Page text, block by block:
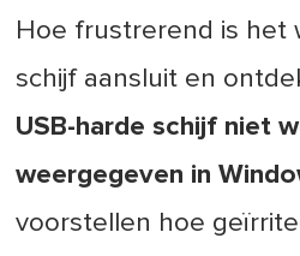
Hoe frustrerend is het
schijf aansluit en
USB-harde schijf niet
weergegeven in
voorstellen hoe